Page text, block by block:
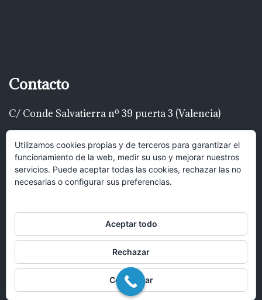
Contacto
C/ Conde Salvatierra nº 39 puerta 3 (Valencia)
Telf: 616 22 00 22
luispascualrodríguez@gmail.com
© 2017 Bufete Pascual Abogados en Valencia
recibirás una respuesta lo antes posible.
Abrir chat
Utilizamos cookies propias y de terceros para garantizar el
funcionamiento de la web, medir su uso y mejorar nuestros
servicios. Puede aceptar todas las cookies, rechazar las no
necesarias o configurar sus preferencias.
Aceptar todo
Rechazar
Configurar